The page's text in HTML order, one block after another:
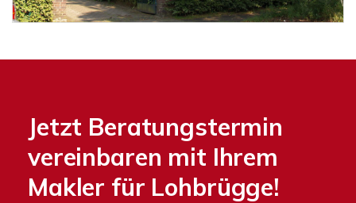
Jetzt Beratungstermin
vereinbaren mit Ihrem
Makler für Lohbrügge!